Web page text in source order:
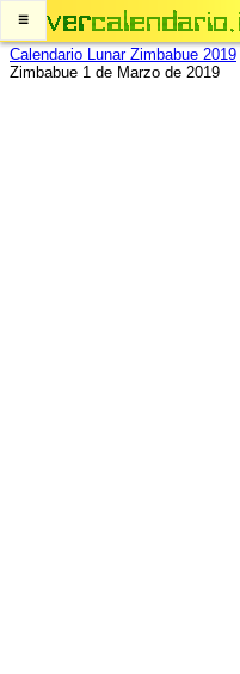
≡
Calendario Lunar Zimbabue 2019
Zimbabue 1 de Marzo de 2019